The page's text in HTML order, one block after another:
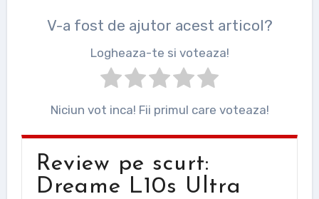
V-a fost de ajutor acest articol?
Logheaza-te si voteaza!
Niciun vot inca! Fii primul care voteaza!
Review pe scurt:
Dreame L10s Ultra